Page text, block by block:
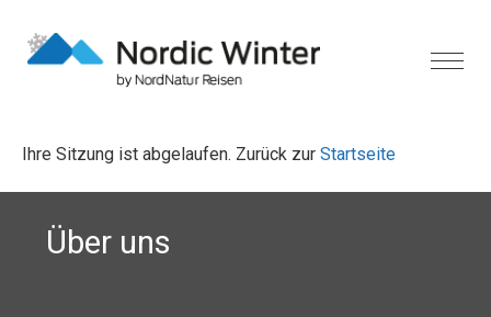
Ihre Sitzung ist abgelaufen. Zurück zur Startseite
Über uns